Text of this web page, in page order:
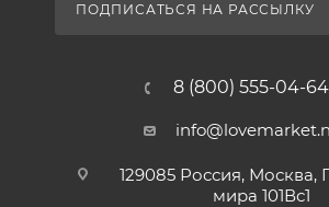
ПОДПИСАТЬСЯ НА РАССЫЛКУ
8 (800) 555-04-64
129085 Россия, Москва,
мира 101Вс1